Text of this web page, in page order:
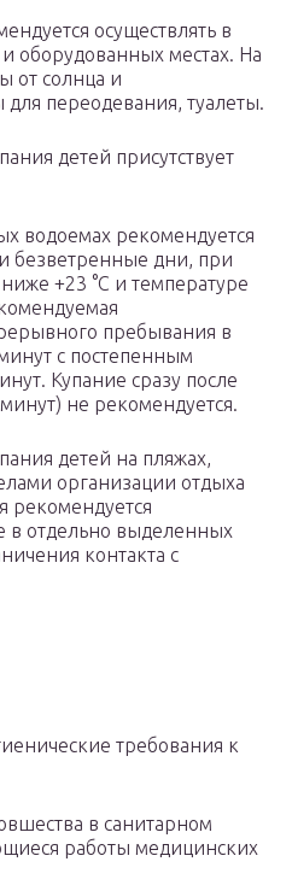
осуществлять в
оборудованных местах. На
от солнца и
переодевания, туалеты.
детей присутствует
водоемах рекомендуется
безветренные дни, при
+23 °С и температуре
пребывания в
с постепенным
Купание сразу после
не рекомендуется.
детей на пляжах,
организации отдыха
рекомендуется
в отдельно выделенных
контакта с
требования к
в санитарном
работы медицинских